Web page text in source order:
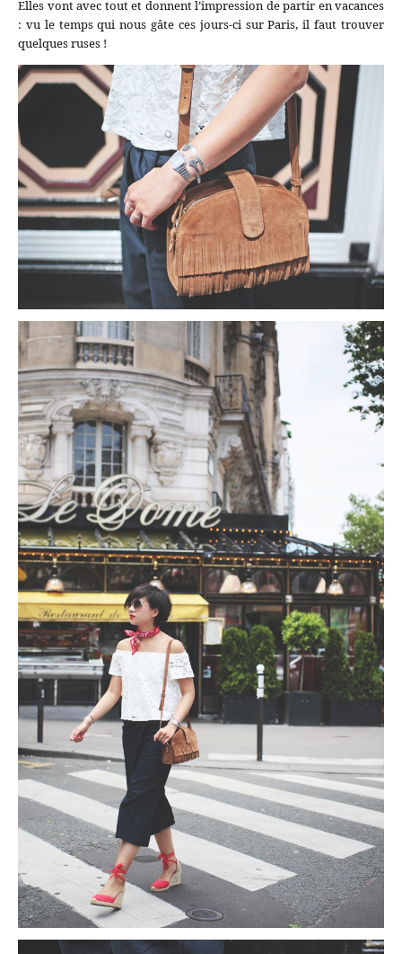
Elles vont avec tout et donnent l’impression de partir en vacances
: vu le temps qui nous gâte ces jours-ci sur Paris, il faut trouver
quelques ruses !